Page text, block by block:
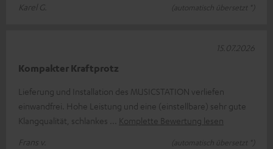
Karel G.
(automatisch übersetzt *)
Kompakter Kraftprotz
Lieferung und Installation des MUSICSTATION verliefen
einwandfrei. Hohe Leistung und eine (einstellbare) sehr gute
Klangqualität, schlankes
Komplette Bewertung lesen
Frans v.
(automatisch übersetzt *)
15.07.2026